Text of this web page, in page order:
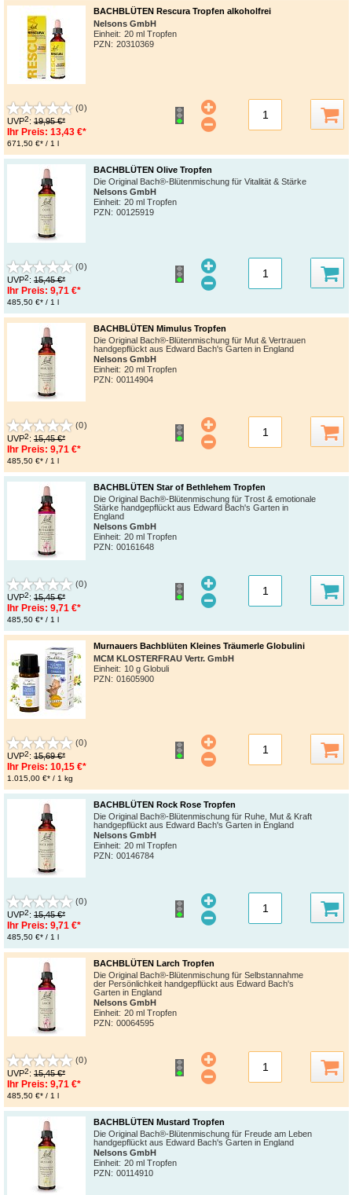
BACHBLÜTEN Rescura Tropfen alkoholfrei
Nelsons GmbH
Einheit: 20 ml Tropfen
PZN: 20310369
(0)
UVP2: 19,95 €*
Ihr Preis: 13,43 €*
671,50 €* / 1 l
BACHBLÜTEN Olive Tropfen
Die Original Bach®-Blütenmischung für Vitalität & Stärke
Nelsons GmbH
Einheit: 20 ml Tropfen
PZN: 00125919
(0)
UVP2: 15,45 €*
Ihr Preis: 9,71 €*
485,50 €* / 1 l
BACHBLÜTEN Mimulus Tropfen
Die Original Bach®-Blütenmischung für Mut & Vertrauen
handgepflückt aus Edward Bach's Garten in England
Nelsons GmbH
Einheit: 20 ml Tropfen
PZN: 00114904
(0)
UVP2: 15,45 €*
Ihr Preis: 9,71 €*
485,50 €* / 1 l
BACHBLÜTEN Star of Bethlehem Tropfen
Die Original Bach®-Blütenmischung für Trost & emotionale
Stärke handgepflückt aus Edward Bach's Garten in
England
Nelsons GmbH
Einheit: 20 ml Tropfen
PZN: 00161648
(0)
UVP2: 15,45 €*
Ihr Preis: 9,71 €*
485,50 €* / 1 l
Murnauers Bachblüten Kleines Träumerle Globulini
MCM KLOSTERFRAU Vertr. GmbH
Einheit: 10 g Globuli
PZN: 01605900
(0)
UVP2: 15,69 €*
Ihr Preis: 10,15 €*
1.015,00 €* / 1 kg
BACHBLÜTEN Rock Rose Tropfen
Die Original Bach®-Blütenmischung für Ruhe, Mut & Kraft
handgepflückt aus Edward Bach's Garten in England
Nelsons GmbH
Einheit: 20 ml Tropfen
PZN: 00146784
(0)
UVP2: 15,45 €*
Ihr Preis: 9,71 €*
485,50 €* / 1 l
BACHBLÜTEN Larch Tropfen
Die Original Bach®-Blütenmischung für Selbstannahme
der Persönlichkeit handgepflückt aus Edward Bach's
Garten in England
Nelsons GmbH
Einheit: 20 ml Tropfen
PZN: 00064595
(0)
UVP2: 15,45 €*
Ihr Preis: 9,71 €*
485,50 €* / 1 l
BACHBLÜTEN Mustard Tropfen
Die Original Bach®-Blütenmischung für Freude am Leben
handgepflückt aus Edward Bach's Garten in England
Nelsons GmbH
Einheit: 20 ml Tropfen
PZN: 00114910